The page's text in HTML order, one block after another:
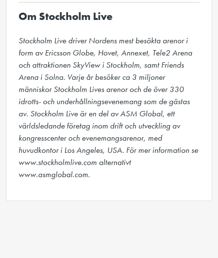
Om Stockholm Live
Stockholm Live driver Nordens mest besökta arenor i
form av Ericsson Globe, Hovet, Annexet, Tele2 Arena
och attraktionen SkyView i Stockholm, samt Friends
Arena i Solna. Varje år besöker ca 3 miljoner
människor Stockholm Lives arenor och de över 330
idrotts- och underhållningsevenemang som de gästas
av. Stockholm Live är en del av ASM Global, ett
världsledande företag inom drift och utveckling av
kongresscenter och evenemangsarenor, med
huvudkontor i Los Angeles, USA. För mer information se
www.stockholmlive.com alternativt
www.asmglobal.com.